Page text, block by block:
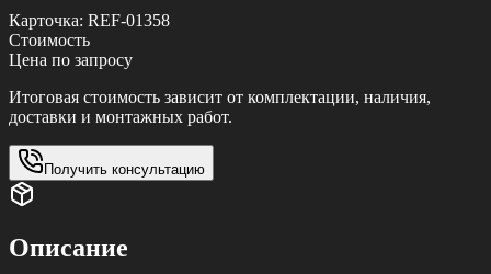
Карточка: REF-01358
Стоимость
Цена по запросу
Итоговая стоимость зависит от комплектации, наличия,
доставки и монтажных работ.
Получить консультацию
Описание